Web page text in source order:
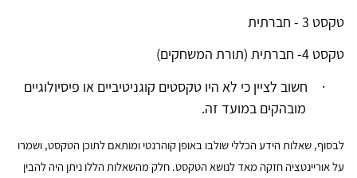
טקסט 3 - חברתית
טקסט 4- חברתית (תורת המשחקים)
·
חשוב לציין כי לא היו טקסטים קוגניטיביים או פיסיולוגיים
מובהקים במועד זה.
לבסוף, שאלות הידע הכללי שולבו באופן קוהרנטי ומותאם לתוכן הטקסט, ושמרו
על אוריינטציה חזקה מאד לנושא הטקסט. חלק מהשאלות הללו ניתן היה להבין